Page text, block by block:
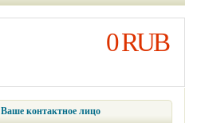
0 RUB
Ваше контактное лицо